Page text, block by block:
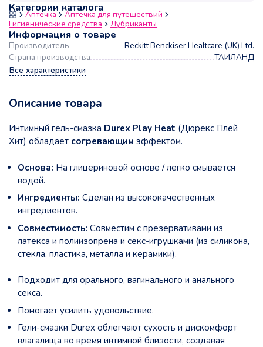
Категории каталога
Аптечка
Аптечка для путешествий
Гигиенические средства
Лубриканты
Информация о товаре
Производитель
Reckitt Benckiser Healtcare (UK) Ltd.
Страна производства
ТАИЛАНД
Все характеристики
Описание товара
Интимный гель-смазка Durex Play Heat (Дюрекс Плей
Хит) обладает согревающим эффектом.
Основа: На глицериновой основе / легко смывается
водой.
Ингредиенты: Сделан из высококачественных
ингредиентов.
Совместимость: Совместим с презервативами из
латекса и полиизопрена и секс-игрушками (из силикона,
стекла, пластика, металла и керамики).
Подходит для орального, вагинального и анального
секса.
Помогает усилить удовольствие.
Гели-смазки Durex облегчают сухость и дискомфорт
влагалища во время интимной близости, создавая